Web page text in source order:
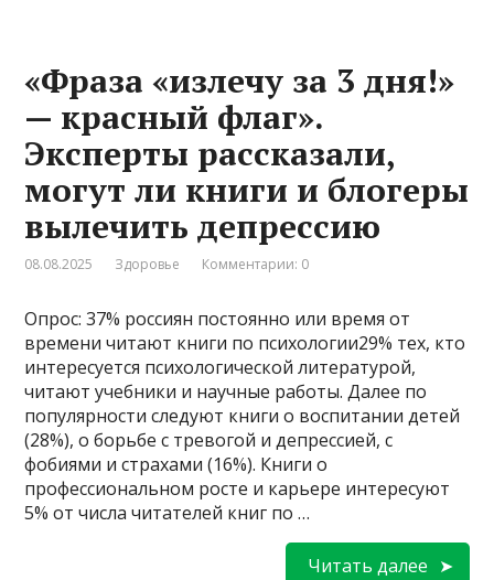
«Фраза «излечу за 3 дня!»
— красный флаг».
Эксперты рассказали,
могут ли книги и блогеры
вылечить депрессию
08.08.2025 Здоровье Комментарии: 0
Опрос: 37% россиян постоянно или время от
времени читают книги по психологии29% тех, кто
интересуется психологической литературой,
читают учебники и научные работы. Далее по
популярности следуют книги о воспитании детей
(28%), о борьбе с тревогой и депрессией, с
фобиями и страхами (16%). Книги о
профессиональном росте и карьере интересуют
5% от числа читателей книг по …
Читать далее